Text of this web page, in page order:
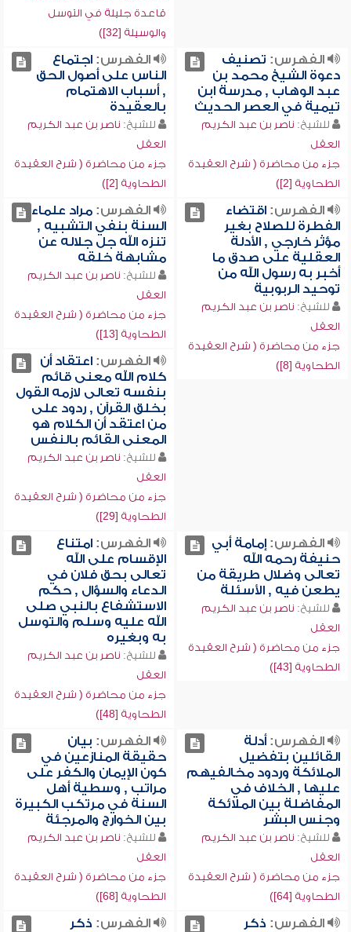
قاعدة جليلة في التوسل
والوسيلة [32])
الفهرس: تصنيف
دعوة الشيخ محمد بن
عبد الوهاب , مدرسة ابن
تيمية في العصر الحديث
للشيخ: ناصر بن عبد الكريم
العقل
جزء من محاضرة ( شرح العقيدة
الطحاوية [2])
الفهرس:اجتماع
الناس على أصول الحق
, أسباب الاهتمام
بالعقيدة
للشيخ: ناصر بن عبد الكريم
العقل
جزء من محاضرة ( شرح العقيدة
الطحاوية [2])
الفهرس:اقتضاء
الفطرة للصلاح بغير
مؤثر خارجي , الأدلة
العقلية على صدق ما
أخبر به رسول الله من
توحيد الربوبية
للشيخ: ناصر بن عبد الكريم
العقل
جزء من محاضرة ( شرح العقيدة
الطحاوية [8])
الفهرس:مراد علماء
السنة بنفي التشبيه ,
تنزه الله جل جلاله عن
مشابهة خلقه
للشيخ: ناصر بن عبد الكريم
العقل
جزء من محاضرة ( شرح العقيدة
الطحاوية [13])
الفهرس:اعتقاد أن
كلام الله معنى قائم
بنفسه تعالى لازمه القول
بخلق القرآن , ردود على
من اعتقد أن الكلام هو
المعنى القائم بالنفس
للشيخ: ناصر بن عبد الكريم
العقل
جزء من محاضرة ( شرح العقيدة
الطحاوية [29])
الفهرس:إمامة أبي
حنيفة رحمه الله
تعالى وضلال طريقة من
يطعن فيه , الأسئلة
للشيخ: ناصر بن عبد الكريم
العقل
جزء من محاضرة ( شرح العقيدة
الطحاوية [43])
الفهرس:امتناع
الإقسام على الله
تعالى بحق فلان في
الدعاء والسؤال , حكم
الاستشفاع بالنبي صلى
الله عليه وسلم والتوسل
به وبغيره
للشيخ: ناصر بن عبد الكريم
العقل
جزء من محاضرة ( شرح العقيدة
الطحاوية [48])
الفهرس:أدلة
القائلين بتفضيل
الملائكة وردود مخالفيهم
عليها , الخلاف في
المفاضلة بين الملائكة
وجنس البشر
للشيخ: ناصر بن عبد الكريم
العقل
جزء من محاضرة ( شرح العقيدة
الطحاوية [64])
الفهرس: بيان
حقيقة المنازعين في
كون الإيمان والكفر على
مراتب , وسطية أهل
السنة في مرتكب الكبيرة
بين الخوارج والمرجئة
للشيخ: ناصر بن عبد الكريم
العقل
جزء من محاضرة ( شرح العقيدة
الطحاوية [68])
الفهرس: ذكر الفهرس: ذكر